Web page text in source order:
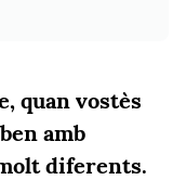
quan vostès
amb
diferents.